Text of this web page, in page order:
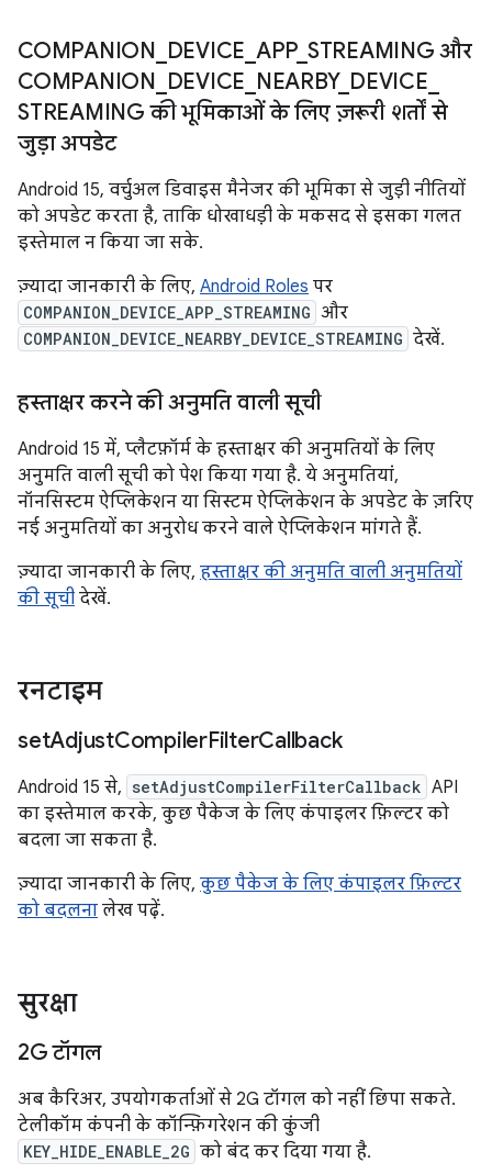
COMPANION DEVICE APP_ STREAMING और
COMPANION DEVICE NEARBY_ DEVICE
STREAMING की भूमिकाओं के लिए ज़रूरी शर्तों से
जुड़ा अपडेट
Android 15, वर्चुअल डिवाइस मैनेजर की भूमिका से जुड़ी नीतियों
को अपडेट करता है, ताकि धोखाधड़ी के मकसद से इसका गलत
इस्तेमाल न किया जा सके.
ज़्यादा जानकारी के लिए, Android Roles पर
COMPANION_DEVICE_APP_STREAMING और
COMPANION_DEVICE_NEARBY_DEVICE_STREAMING देखें.
हस्ताक्षर करने की अनुमति वाली सूची
Android 15 में, प्लैटफ़ॉर्म के हस्ताक्षर की अनुमतियों के लिए
अनुमति वाली सूची को पेश किया गया है. ये अनुमतियां,
नॉनसिस्टम ऐप्लिकेशन या सिस्टम ऐप्लिकेशन के अपडेट के ज़रिए
नई अनुमतियों का अनुरोध करने वाले ऐप्लिकेशन मांगते हैं.
ज़्यादा जानकारी के लिए, हस्ताक्षर की अनुमति वाली अनुमतियों
की सूची देखें.
रनटाइम
setAdjustCompilerFilterCallback
Android 15 से, setAdjustCompilerFilterCallback API
का इस्तेमाल करके, कुछ पैकेज के लिए कंपाइलर फ़िल्टर को
बदला जा सकता है.
ज़्यादा जानकारी के लिए, कुछ पैकेज के लिए कंपाइलर फ़िल्टर
को बदलना लेख पढ़ें.
सुरक्षा
2G टॉगल
अब कैरिअर, उपयोगकर्ताओं से 2G टॉगल को नहीं छिपा सकते.
टेलीकॉम कंपनी के कॉन्फ़िगरेशन की कुंजी
KEY_HIDE_ENABLE_2G को बंद कर दिया गया है.